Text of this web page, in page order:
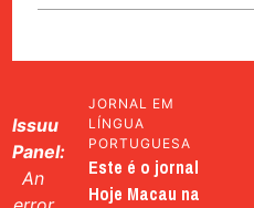
Issuu
Panel:
An
JORNAL EM
LÍNGUA
PORTUGUESA
Este é o jornal
Hoje Macau na